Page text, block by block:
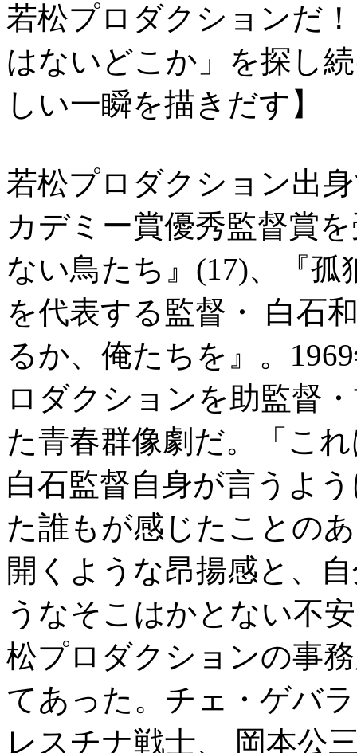
若松プロダクションだ
はないどこか」を探し
しい一瞬を描きだす】
若松プロダクション出
カデミー賞優秀監督賞
ない鳥たち』(17)、『孤
を代表する監督・ 白石
るか、俺たちを』。
ロダクションを助監督
た青春群像劇だ。「こ
白石監督自身が言うよ
た誰もが感じたことの
開くような昂揚感と、
うなそこはかとない不
松プロダクションの事
てあった。チェ・ゲバ
レスチナ戦士、 岡本公